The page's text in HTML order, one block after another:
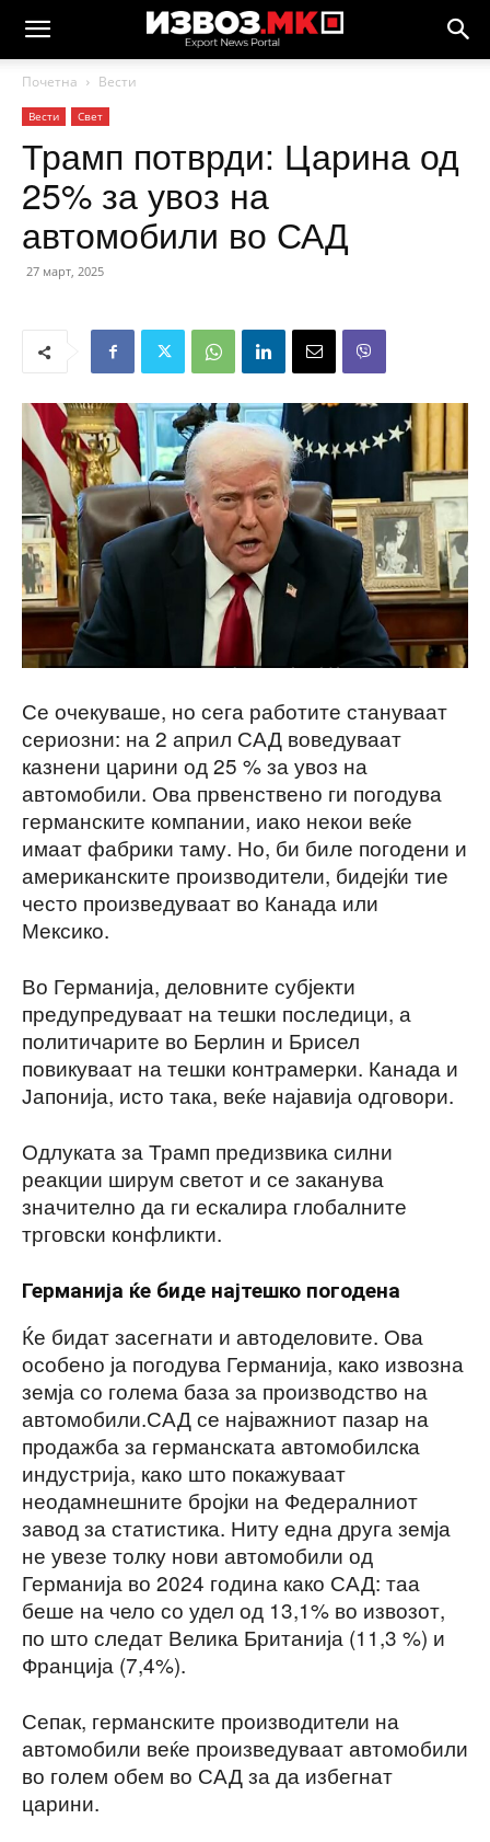
Почетна Вести
Вести Свет
Трамп потврди: Царина од
25% за увоз на
автомобили во САД
27 март, 2025
Се очекуваше, но сега работите стануваат
сериозни: на 2 април САД воведуваат
казнени царини од 25 % за увоз на
автомобили. Ова првенствено ги погодува
германските компании, иако некои веќе
имаат фабрики таму. Но, би биле погодени и
американските производители, бидејќи тие
често произведуваат во Канада или
Мексико.
Во Германија, деловните субјекти
предупредуваат на тешки последици, а
политичарите во Берлин и Брисел
повикуваат на тешки контрамерки. Канада и
Јапонија, исто така, веќе најавија одговори.
Одлуката за Трамп предизвика силни
реакции ширум светот и се заканува
значително да ги ескалира глобалните
трговски конфликти.
Германија ќе биде најтешко погодена
Ќе бидат засегнати и автоделовите. Ова
особено ја погодува Германија, како извозна
земја со голема база за производство на
автомобили.САД се најважниот пазар на
продажба за германската автомобилска
индустрија, како што покажуваат
неодамнешните бројки на Федералниот
завод за статистика. Ниту една друга земја
не увезе толку нови автомобили од
Германија во 2024 година како САД: таа
беше на чело со удел од 13,1% во извозот,
по што следат Велика Британија (11,3 %) и
Франција (7,4%).
Сепак, германските производители на
автомобили веќе произведуваат автомобили
во голем обем во САД за да избегнат
царини.